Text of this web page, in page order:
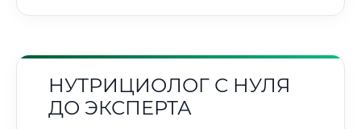
НУТРИЦИОЛОГ С НУЛЯ
ДО ЭКСПЕРТА